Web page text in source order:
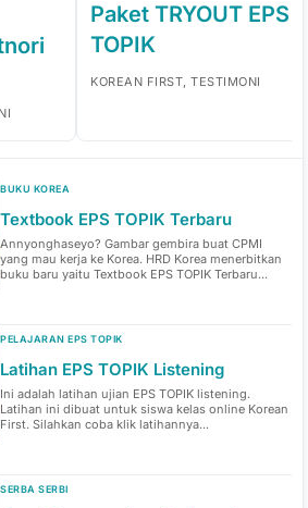
Paket TRYOUT EPS
TOPIK
KOREAN FIRST, TESTIMONI
BUKU KOREA
Textbook EPS TOPIK Terbaru
Annyonghaseyo? Gambar gembira buat CPMI
yang mau kerja ke Korea. HRD Korea menerbitkan
buku baru yaitu Textbook EPS TOPIK Terbaru...
PELAJARAN EPS TOPIK
Latihan EPS TOPIK Listening
Ini adalah latihan ujian EPS TOPIK listening.
Latihan ini dibuat untuk siswa kelas online Korean
First. Silahkan coba klik latihannya...
SERBA SERBI